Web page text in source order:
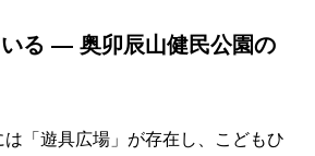
る ― 奥卯辰山健民公園の
「遊具広場」が存在し、こどもひ